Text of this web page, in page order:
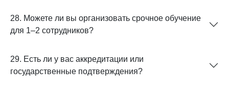
28. Можете ли вы организовать срочное обучение
для 1–2 сотрудников?
29. Есть ли у вас аккредитации или
государственные подтверждения?